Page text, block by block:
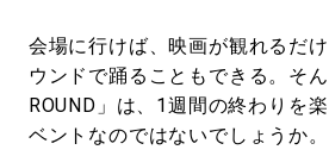
会場に行けば、映画が観れるだ
ウンドで踊ることもできる。そ
ROUND」は、1週間の終わりを
ベントなのではないでしょうか。